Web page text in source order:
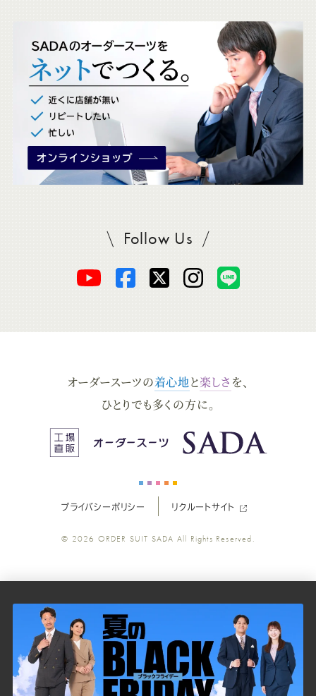
Follow UsSADAをフォロー
オ
ー
ス
ツ
の
公
式
オ
ー
ス
ー
の
公
式
オ
ー
ス
ー
ツ
の
公
式
オ
ー
ス
ツ
の
公
式
ス
ツ
の
公
式
オーダースーツの着心地と楽しさ を、
ひとりでも多くの方に。
プライバシーポリシー リクルートサイト
© 2026 ORDER SUIT SADA All Rights Reserved.